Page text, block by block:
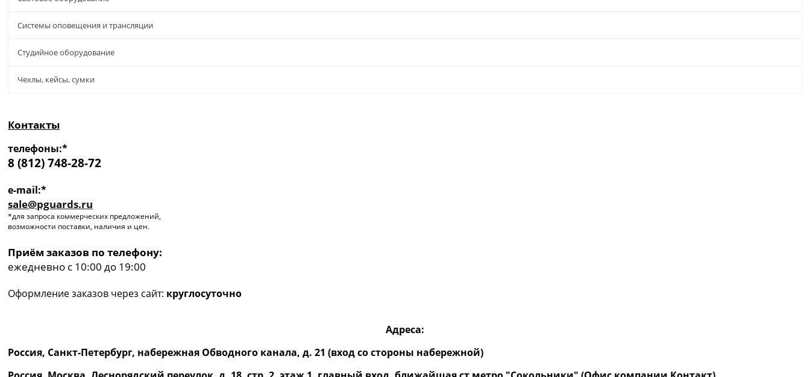
Системы оповещения и трансляции
Студийное оборудование
Чехлы, кейсы, сумки
Контакты
телефоны:*
8 (812) 748-28-72
e-mail:*
sale@pguards.ru
*для запроса коммерческих предложений,
возможности поставки, наличия и цен.
Приём заказов по телефону:
ежедневно с 10:00 до 19:00
Оформление заказов через сайт: круглосуточно
Адреса:
Россия, Санкт-Петербург, набережная Обводного канала, д. 21 (вход со стороны набережной)